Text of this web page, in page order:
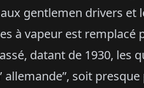
gentlemen drivers
à vapeur est
datant de 1930, les
allemande”, soit